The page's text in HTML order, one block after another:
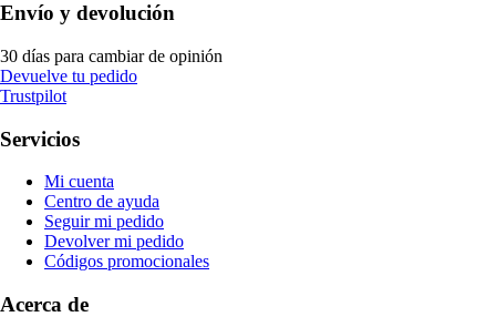
Envío y devolución
30 días para cambiar de opinión
Devuelve tu pedido
Trustpilot
Servicios
Mi cuenta
Centro de ayuda
Seguir mi pedido
Devolver mi pedido
Códigos promocionales
Acerca de